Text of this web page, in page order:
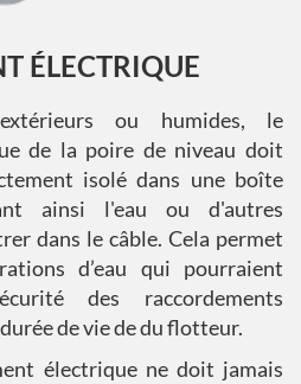
ÉLECTRIQUE
ou humides, le
de la poire de niveau doit
isolé dans une boîte
ainsi l'eau ou d'autres
dans le câble. Cela permet
d’eau qui pourraient
des raccordements
de vie de du flotteur.
électrique ne doit jamais